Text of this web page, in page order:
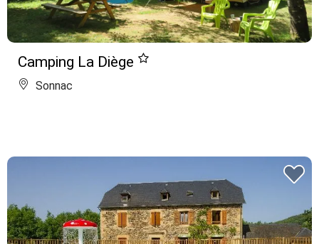
Camping La Diège
Sonnac